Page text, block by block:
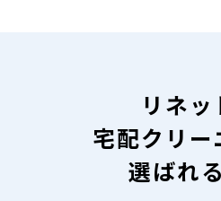
リネッ
宅配クリー
選ばれ